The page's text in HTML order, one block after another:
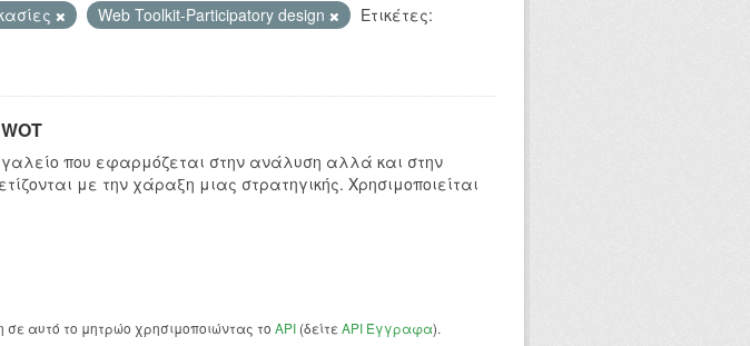
Web Toolkit-Participatory design
Ετικέτες:
που εφαρμόζεται στην ανάλυση αλλά και στην
με την χάραξη μιας στρατηγικής. Χρησιμοποιείται
αυτό το μητρώο χρησιμοποιώντας το API (δείτε API Έγγραφα).